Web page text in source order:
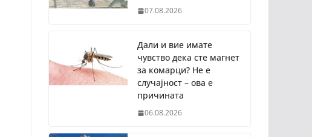
07.08.2026
Дали и вие имате
чувство дека сте магнет
за комарци? Не е
случајност – ова е
причината
06.08.2026